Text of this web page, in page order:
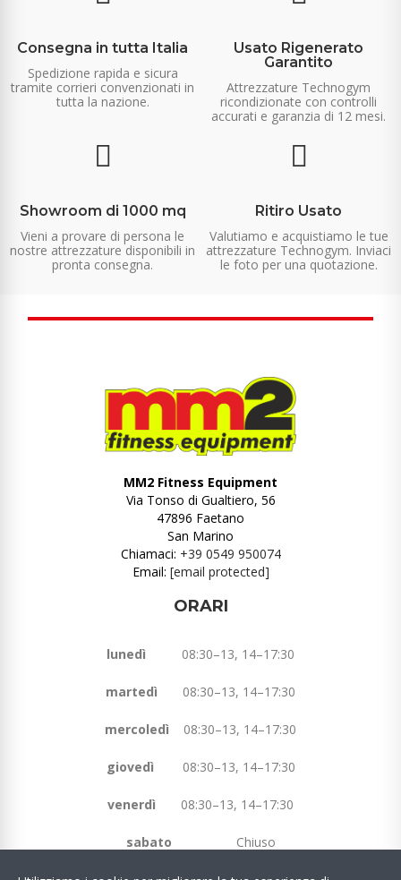
Consegna in tutta Italia
Spedizione rapida e sicura
tramite corrieri convenzionati in
tutta la nazione.
Usato Rigenerato
Garantito
Attrezzature Technogym
ricondizionate con controlli
accurati e garanzia di 12 mesi.
Showroom di 1000 mq
Vieni a provare di persona le
nostre attrezzature disponibili in
pronta consegna.
Ritiro Usato
Valutiamo e acquistiamo le tue
attrezzature Technogym. Inviaci
le foto per una quotazione.
MM2 Fitness Equipment
Via Tonso di Gualtiero, 56
47896 Faetano
San Marino
Chiamaci: +39 0549 950074
Email: [email protected]
ORARI
lunedì 08:30–13, 14–17:30
martedì 08:30–13, 14–17:30
mercoledì 08:30–13, 14–17:30
giovedì 08:30–13, 14–17:30
venerdì 08:30–13, 14–17:30
sabato Chiuso